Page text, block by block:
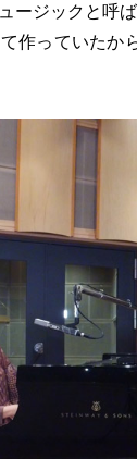
ージックと呼
作っていたか